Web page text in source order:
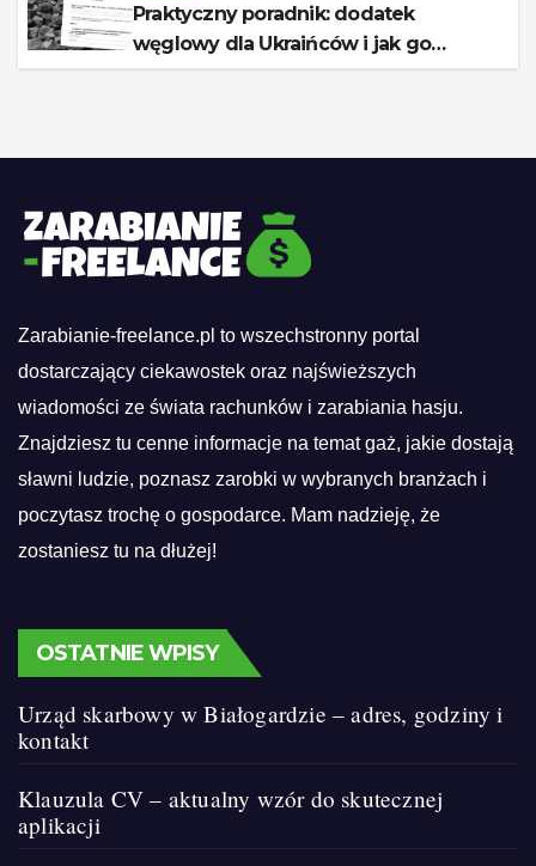
Praktyczny poradnik: dodatek
węglowy dla Ukraińców i jak go
otrzymać
Zarabianie-freelance.pl to wszechstronny portal
dostarczający ciekawostek oraz najświeższych
wiadomości ze świata rachunków i zarabiania hasju.
Znajdziesz tu cenne informacje na temat gaż, jakie dostają
sławni ludzie, poznasz zarobki w wybranych branżach i
poczytasz trochę o gospodarce. Mam nadzieję, że
zostaniesz tu na dłużej!
OSTATNIE WPISY
Urząd skarbowy w Białogardzie – adres, godziny i
kontakt
Klauzula CV – aktualny wzór do skutecznej
aplikacji